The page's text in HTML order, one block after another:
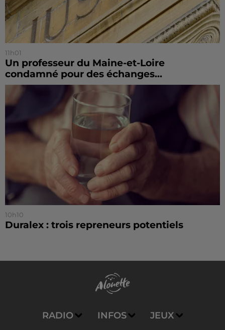
11h01
Un professeur du Maine-et-Loire
condamné pour des échanges...
10h10
Duralex : trois repreneurs potentiels
RADIO INFOS JEUX